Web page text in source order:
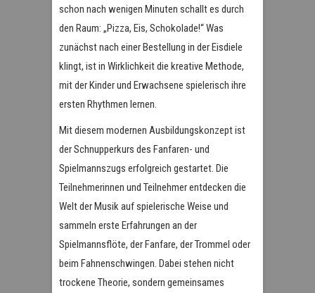
schon nach wenigen Minuten schallt es durch
den Raum: „Pizza, Eis, Schokolade!“ Was
zunächst nach einer Bestellung in der Eisdiele
klingt, ist in Wirklichkeit die kreative Methode,
mit der Kinder und Erwachsene spielerisch ihre
ersten Rhythmen lernen.
Mit diesem modernen Ausbildungskonzept ist
der Schnupperkurs des Fanfaren- und
Spielmannszugs erfolgreich gestartet. Die
Teilnehmerinnen und Teilnehmer entdecken die
Welt der Musik auf spielerische Weise und
sammeln erste Erfahrungen an der
Spielmannsflöte, der Fanfare, der Trommel oder
beim Fahnenschwingen. Dabei stehen nicht
trockene Theorie, sondern gemeinsames